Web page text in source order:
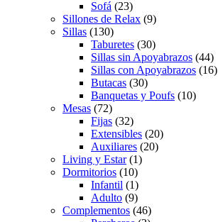
Sofá (23)
Sillones de Relax (9)
Sillas (130)
Taburetes (30)
Sillas sin Apoyabrazos (44)
Sillas con Apoyabrazos (16)
Butacas (30)
Banquetas y Poufs (10)
Mesas (72)
Fijas (32)
Extensibles (20)
Auxiliares (20)
Living y Estar(1)
Dormitorios (10)
Infantil (1)
Adulto (9)
Complementos (46)